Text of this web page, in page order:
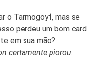
o Tarmogoyf, mas se
perdeu um bom card
em sua mão?
certamente piorou.